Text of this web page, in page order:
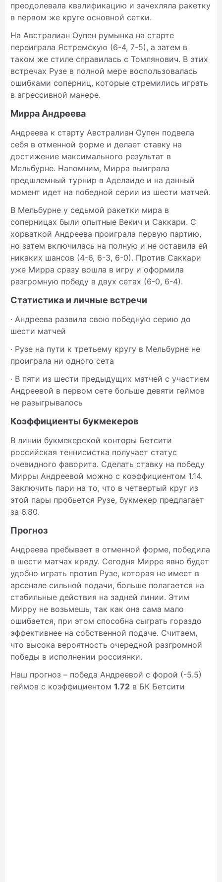
преодолевала квалификацию и зачехляла ракетку
в первом же круге основной сетки.
На Австралиан Оупен румынка на старте
переиграла Ястремскую (6-4, 7-5), а затем в
таком же стиле справилась с Томлянович. В этих
встречах Рузе в полной мере воспользовалась
ошибками соперниц, которые стремились играть
в агрессивной манере.
Мирра Андреева
Андреева к старту Австралиан Оупен подвела
себя в отменной форме и делает ставку на
достижение максимального результат в
Мельбурне. Напомним, Мирра выиграла
предшлемный турнир в Аделаиде и на данный
момент идет на победной серии из шести матчей.
В Мельбурне у седьмой ракетки мира в
соперницах были опытные Векич и Саккари. С
хорваткой Андреева проиграла первую партию,
но затем включилась на полную и не оставила ей
никаких шансов (4-6, 6-3, 6-0). Против Саккари
уже Мирра сразу вошла в игру и оформила
разгромную победу в двух сетах (6-0, 6-4).
Статистика и личные встречи
· Андреева развила свою победную серию до
шести матчей
· Рузе на пути к третьему кругу в Мельбурне не
проиграла ни одного сета
· В пяти из шести предыдущих матчей с участием
Андреевой в первом сете больше девяти геймов
не разыгрывалось
Коэффициенты букмекеров
В линии букмекерской конторы Бетсити
российская теннисистка получает статус
очевидного фаворита. Сделать ставку на победу
Мирры Андреевой можно с коэффициентом 1.14.
Заключить пари на то, что в четвертый круг из
этой пары пробьется Рузе, букмекер предлагает
за 6.80.
Прогноз
Андреева пребывает в отменной форме, победила
в шести матчах кряду. Сегодня Мирре явно будет
удобно играть против Рузе, которая не имеет в
арсенале сильной подачи, больше полагается на
стабильные действия на задней линии. Этим
Мирру не возьмешь, так как она сама мало
ошибается, при этом способна сыграть гораздо
эффективнее на собственной подаче. Считаем,
что высока вероятность очередной разгромной
победы в исполнении россиянки.
Наш прогноз – победа Андреевой с форой (-5.5)
геймов с коэффициентом 1.72 в БК Бетсити